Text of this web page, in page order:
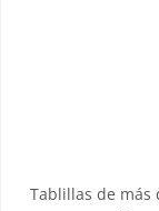
Tablillas de más